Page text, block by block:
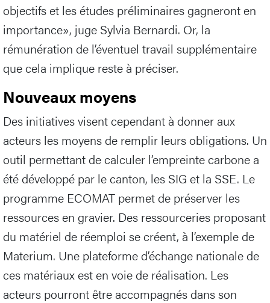
objectifs et les études préliminaires gagneront en
importance», juge Sylvia Bernardi. Or, la
rémunération de l’éventuel travail supplémentaire
que cela implique reste à préciser.
Nouveaux moyens
Des initiatives visent cependant à donner aux
acteurs les moyens de remplir leurs obligations. Un
outil permettant de calculer l’empreinte carbone a
été développé par le canton, les SIG et la SSE. Le
programme ECOMAT permet de préserver les
ressources en gravier. Des ressourceries proposant
du matériel de réemploi se créent, à l’exemple de
Materium. Une plateforme d’échange nationale de
ces matériaux est en voie de réalisation. Les
acteurs pourront être accompagnés dans son